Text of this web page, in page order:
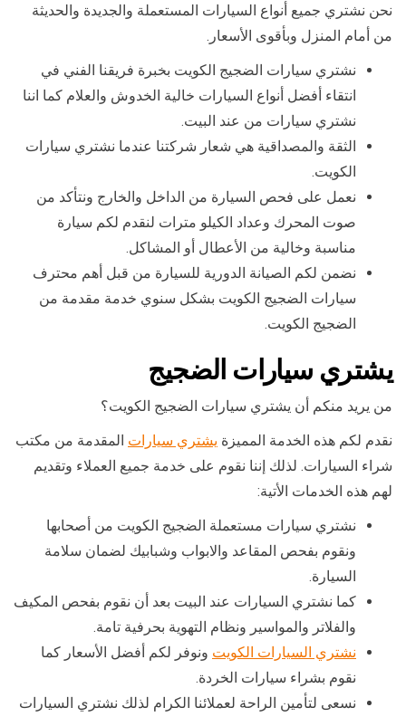
نحن نشتري جميع أنواع السيارات المستعملة والجديدة والحديثة
من أمام المنزل وبأقوى الأسعار.
نشتري سيارات الضجيج الكويت بخبرة فريقنا الفني في
انتقاء أفضل أنواع السيارات خالية الخدوش والعلام كما اننا
نشتري سيارات من عند البيت.
الثقة والمصداقية هي شعار شركتنا عندما نشتري سيارات
الكويت.
نعمل على فحص السيارة من الداخل والخارج ونتأكد من
صوت المحرك وعداد الكيلو مترات لنقدم لكم سيارة
مناسبة وخالية من الأعطال أو المشاكل.
نضمن لكم الصيانة الدورية للسيارة من قبل أهم محترف
سيارات الضجيج الكويت بشكل سنوي خدمة مقدمة من
الضجيج الكويت.
يشتري سيارات الضجيج
من يريد منكم أن يشتري سيارات الضجيج الكويت؟
نقدم لكم هذه الخدمة المميزة يشتري سيارات المقدمة من مكتب
شراء السيارات. لذلك إننا نقوم على خدمة جميع العملاء وتقديم
لهم هذه الخدمات الأتية:
نشتري سيارات مستعملة الضجيج الكويت من أصحابها
ونقوم بفحص المقاعد والابواب وشبابيك لضمان سلامة
السيارة.
كما نشتري السيارات عند البيت بعد أن نقوم بفحص المكيف
والفلاتر والمواسير ونظام التهوية بحرفية تامة.
نشتري السيارات الكويت ونوفر لكم أفضل الأسعار كما
نقوم بشراء سيارات الخردة.
نسعى لتأمين الراحة لعملائنا الكرام لذلك نشتري السيارات